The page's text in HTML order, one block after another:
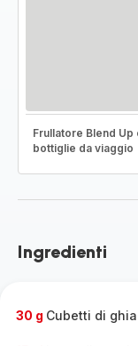
Frullatore Blend Up
bottiglie da viaggio
Ingredienti
30 g Cubetti di